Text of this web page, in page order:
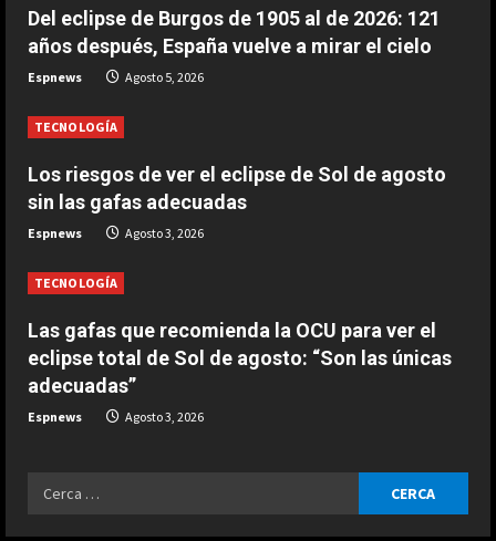
e
a
d
i
n
g
Del eclipse de Burgos de 1905 al de 2026: 121
años después, España vuelve a mirar el cielo
Espnews Agosto 5, 2026
TECNOLOGÍA
Los riesgos de ver el eclipse de Sol de agosto
sin las gafas adecuadas
Espnews Agosto 3, 2026
TECNOLOGÍA
Las gafas que recomienda la OCU para ver el
eclipse total de Sol de agosto: “Son las únicas
adecuadas”
Espnews Agosto 3, 2026
Ricerca
3
Carmen Morodo considera la final
del Mundial 2030 “un tema de
Estado”: “El Gobierno de España
tiene la obligación de negociar”
4
Oficial: Yan Diomande, nuevo
jugador del Real Madrid
5
España y Portugal hasta la suma de
Marruecos y la primera Copa del
Mundo en tres continentes
ESPAÑA
Mundial 2030 y cuándo se
conocerá? Las claves del pulso
entre Madrid y Casablanca